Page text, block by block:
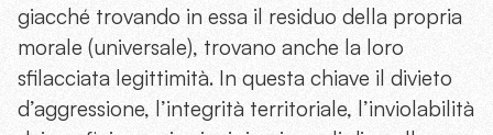
giacché trovando in essa il residuo della propria
morale (universale), trovano anche la loro
sfilacciata legittimità. In questa chiave il divieto
d’aggressione, l’integrità territoriale, l’inviolabilità